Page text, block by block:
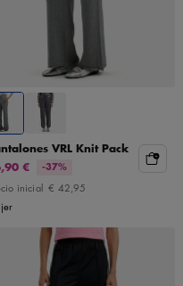
VRL Knit Pack
€
-37%
inicial € 42,95